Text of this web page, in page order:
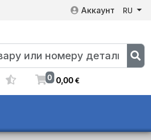
Аккаунт RU
0 0,00€